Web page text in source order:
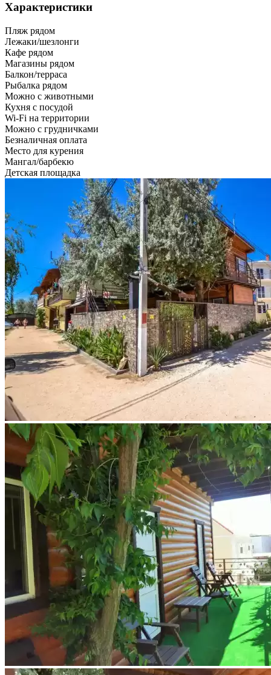
Характеристики
Пляж рядом
Лежаки/шезлонги
Кафе рядом
Магазины рядом
Балкон/терраса
Рыбалка рядом
Можно с животными
Кухня с посудой
Wi-Fi на территории
Можно с грудничками
Безналичная оплата
Место для курения
Мангал/барбекю
Детская площадка